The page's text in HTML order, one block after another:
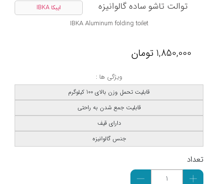
ایبکا IBKA توالت تاشو ساده گالوانیزه
IBKA Aluminum folding toilet
1,850,000 تومان
ویژگی ها :
قابلیت تحمل وزن بالای 100 کیلوگرم
قابلیت جمع شدن به راحتی
دارای قیف
جنس گالوانیزه
تعداد